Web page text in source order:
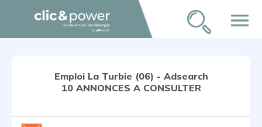
menu
Emploi La Turbie (06) - Adsearch
10 ANNONCES A CONSULTER